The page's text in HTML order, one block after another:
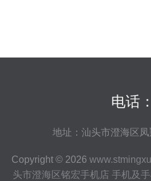
电话
地址：汕头市澄海区
Copyright © 2026
头市澄海区铭宏手机店 手机及